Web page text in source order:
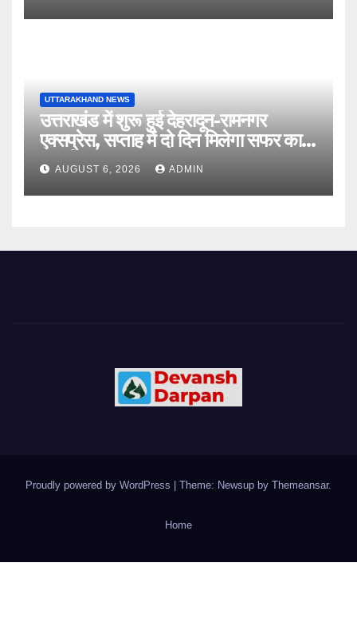
UTTARAKHAND NEWS
उत्तराखंड में शुरू हुई देहरादून-रामनगर
एक्सप्रेस, सप्ताह में दो दिन मिलेगा सफर का
नया विकल्प
AUGUST 6, 2026 ADMIN
Proudly powered by WordPress Theme: Newsup by Themeansar.
Home